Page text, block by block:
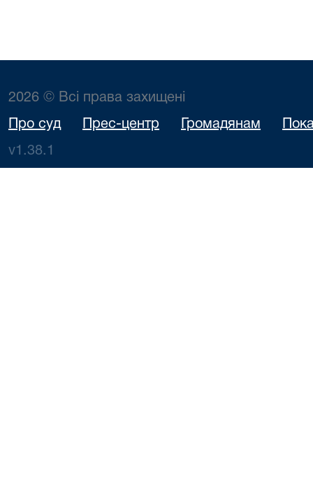
2026 © Всі права захищені
Про суд Прес-центр Громадянам
v1.38.1